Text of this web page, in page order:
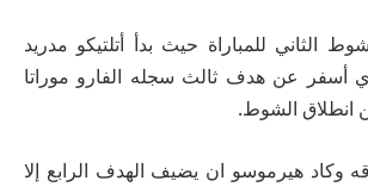
الثاني للمباراة حيث بدأ أتلتيكو مدريد
عن هدف ثالث سجله الفارو موراتا
انطلاق الشوط.
وكاد هيرموسو ان يضيف الهدف الرابع إلا